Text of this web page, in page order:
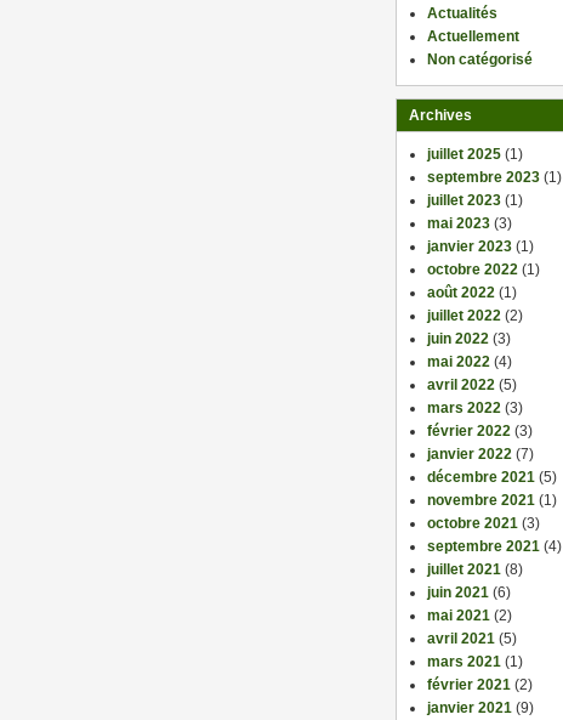
Actualités
Actuellement
Non catégorisé
Archives
juillet 2025 (1)
septembre 2023 (1)
juillet 2023 (1)
mai 2023 (3)
janvier 2023 (1)
octobre 2022 (1)
août 2022 (1)
juillet 2022 (2)
juin 2022 (3)
mai 2022 (4)
avril 2022 (5)
mars 2022 (3)
février 2022 (3)
janvier 2022 (7)
décembre 2021 (5)
novembre 2021 (1)
octobre 2021 (3)
septembre 2021 (4)
juillet 2021 (8)
juin 2021 (6)
mai 2021 (2)
avril 2021 (5)
mars 2021 (1)
février 2021 (2)
janvier 2021 (9)